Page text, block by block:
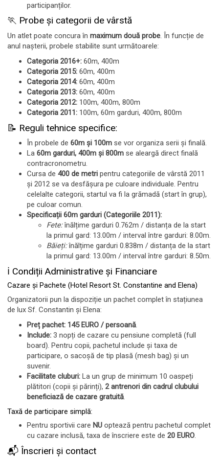
participanților.
🏃 Probe și categorii de vârstă
Un atlet poate concura în maximum două probe . În funcție de
anul nașterii, probele stabilite sunt următoarele:
Categoria 2016+: 60m, 400m
Categoria 2015: 60m, 400m
Categoria 2014: 60m, 400m
Categoria 2013: 60m, 400m
Categoria 2012: 100m, 400m, 800m
Categoria 2011: 100m, 60m garduri, 400m, 800m
📝 Reguli tehnice specifice:
În probele de 60m și 100m se vor organiza serii și finală.
La 60m garduri, 400m și 800m se aleargă direct finală
contracronometru.
Cursa de 400 de metri pentru categoriile de vârstă 2011
și 2012 se va desfășura pe culoare individuale. Pentru
celelalte categorii, startul va fi la grămadă (start în grup),
pe culoar comun.
Specificații 60m garduri (Categoriile 2011):
Fete:înălțime garduri 0.762m / distanța de la start
la primul gard: 13.00m / interval între garduri: 8.00m.
Băieți:înălțime garduri 0.838m / distanța de la start
la primul gard: 13.00m / interval între garduri: 8.50m.
ℹ️ Condiții Administrative și Financiare
Cazare și Pachete (Hotel Resort St. Constantine and Elena)
Organizatorii pun la dispoziție un pachet complet în stațiunea
de lux Sf. Constantin și Elena:
Preț pachet: 145 EURO / persoană.
Include: 3 nopți de cazare cu pensiune completă (full
board). Pentru copii, pachetul include și taxa de
participare, o sacoșă de tip plasă (mesh bag) și un
suvenir.
Facilitate cluburi: La un grup de minimum 10 oaspeți
plătitori (copii și părinți), 2 antrenori din cadrul clubului
beneficiază de cazare gratuită.
Taxă de participare simplă:
Pentru sportivii care NU optează pentru pachetul complet
cu cazare inclusă, taxa de înscriere este de 20 EURO.
📬 Înscrieri și contact